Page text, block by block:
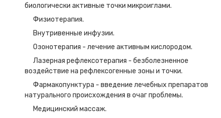
биологически активные точки микроиглами.
Физиотерапия.
Внутривенные инфузии.
Озонотерапия - лечение активным кислородом.
Лазерная рефлексотерапия - безболезненное
воздействие на рефлексогенные зоны и точки.
Фармакопунктура - введение лечебных препаратов
натурального происхождения в очаг проблемы.
Медицинский массаж.